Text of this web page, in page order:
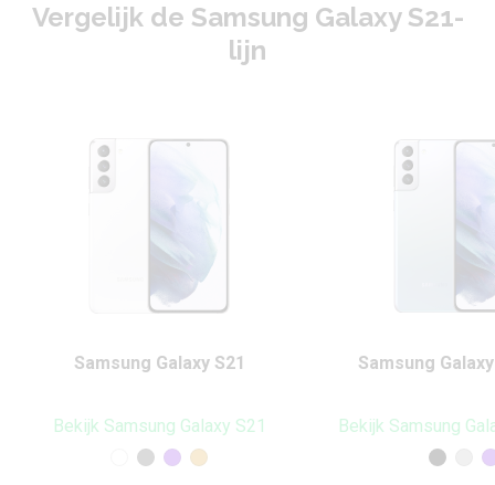
Vergelijk de Samsung Galaxy S21-
lijn
Samsung Galaxy S21
Bekijk Samsung Galaxy S21
Samsung
Bekijk Samsung